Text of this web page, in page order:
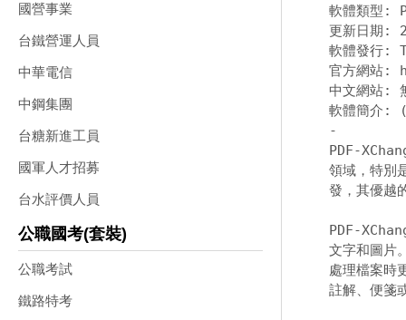
國營事業
台鐵營運人員
中華電信
中鋼集團
台糖新進工員
國軍人才招募
台水評價人員
公職國考(套裝)
公職考試
鐵路特考
軟體類型:
更新日期:
軟體發行
官方網站:
中文網站:
-
PDF-
領域，特
發，其優越
PDF-
文字和圖片
處理檔案時
註解、便箋